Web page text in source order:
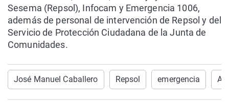
Sesema (Repsol), Infocam y Emergencia 1006,
además de personal de intervención de Repsol y del
Servicio de Protección Ciudadana de la Junta de
Comunidades.
José Manuel Caballero Repsol emergencia